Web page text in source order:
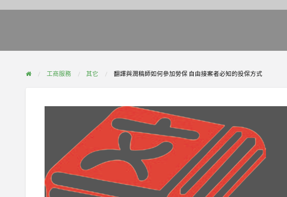
工商服務 其它 翻譯與潤稿師如何參加勞保 自由接案者必知的投保方式